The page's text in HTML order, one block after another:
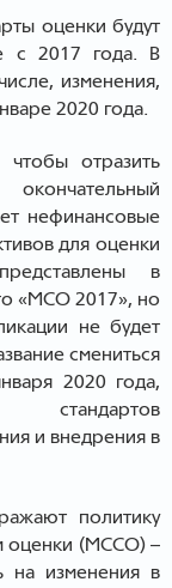
оценки будут
с 2017 года. В
изменения,
2020 года.
отразить
нефинансовые
для оценки
в
«МСО 2017», но
не будет
смениться
2020 года,
стандартов
и внедрения в
политику
оценки (МССО) –
на изменения в